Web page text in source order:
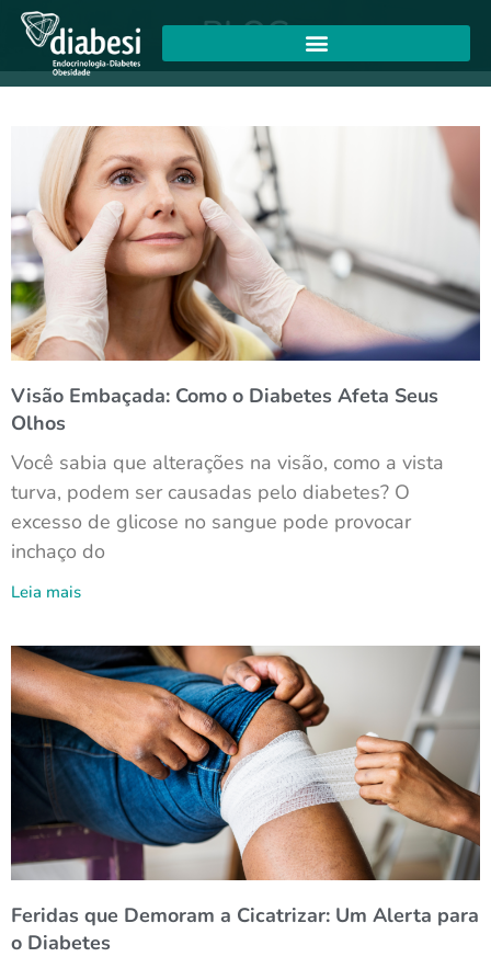
BLOG
Visão Embaçada: Como o Diabetes Afeta Seus
Olhos
Você sabia que alterações na visão, como a vista
turva, podem ser causadas pelo diabetes? O
excesso de glicose no sangue pode provocar
inchaço do
Leia mais
Feridas que Demoram a Cicatrizar: Um Alerta para
o Diabetes